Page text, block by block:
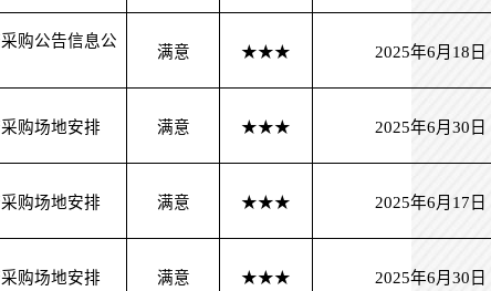
购公告信息公
满意 ★★★ 2025年6月18日
购场地安排 满意 ★★★ 2025年6月30日
购场地安排 满意 ★★★ 2025年6月17日
购场地安排 满意 ★★★ 2025年6月30日